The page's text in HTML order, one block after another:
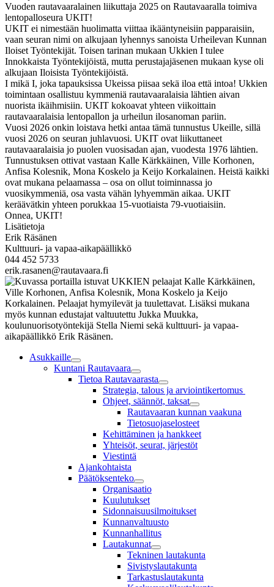
Vuoden rautavaaralainen liikuttaja 2025 on Rautavaaralla toimiva
lentopalloseura UKIT!
UKIT ei nimestään huolimatta viittaa ikääntyneisiin papparaisiin,
vaan seuran nimi on alkujaan lyhennys sanoista Urheilevan Kunnan
Iloiset Työntekijät. Toisen tarinan mukaan Ukkien I tulee
Innokkaista Työntekijöistä, mutta perustajajäsenen mukaan kyse oli
alkujaan Iloisista Työntekijöistä.
I mikä I, joka tapauksissa Ukeissa piisaa sekä iloa että intoa! Ukkien
toimintaan osallistuu kymmeniä rautavaaralaisia lähtien aivan
nuorista ikäihmisiin. UKIT kokoavat yhteen viikoittain
rautavaaralaisia lentopallon ja urheilun ilosanoman pariin.
Vuosi 2026 onkin loistava hetki antaa tämä tunnustus Ukeille, sillä
vuosi 2026 on seuran juhlavuosi. UKIT ovat liikuttaneet
rautavaaralaisia jo puolen vuosisadan ajan, vuodesta 1976 lähtien.
Tunnustuksen ottivat vastaan Kalle Kärkkäinen, Ville Korhonen,
Anfisa Kolesnik, Mona Koskelo ja Keijo Korkalainen. Heistä kaikki
ovat mukana pelaamassa – osa on ollut toiminnassa jo
vuosikymmeniä, osa vasta vähän lyhyemmän aikaa. UKIT
keräävätkin yhteen porukkaa 15-vuotiaista 79-vuotiaisiin.
Onnea, UKIT!
Lisätietoja
Erik Räsänen
Kulttuuri- ja vapaa-aikapäällikkö
044 452 5733
erik.rasanen@rautavaara.fi
Asukkaille
Kuntani Rautavaara
Tietoa Rautavaarasta
Strategia, talous ja arviointikertomus
Ohjeet, säännöt, taksat
Rautavaaran kunnan vaakuna
Tietosuojaselosteet
Kehittäminen ja hankkeet
Yhteisöt, seurat, järjestöt
Viestintä
Ajankohtaista
Päätöksenteko
Organisaatio
Kuulutukset
Sidonnaisuusilmoitukset
Kunnanvaltuusto
Kunnanhallitus
Lautakunnat
Tekninen lautakunta
Sivistyslautakunta
Tarkastuslautakunta